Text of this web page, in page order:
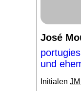
José
und
Initialen